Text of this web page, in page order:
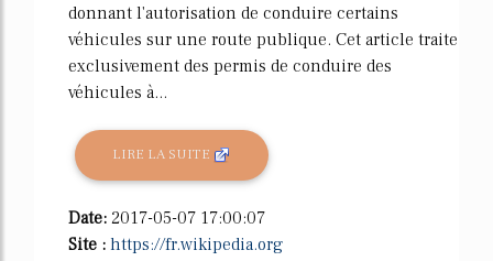
donnant l'autorisation de conduire certains
véhicules sur une route publique. Cet article traite
exclusivement des permis de conduire des
véhicules à...
LIRE LA SUITE
Date: 2017-05-07 17:00:07
Site : https://fr.wikipedia.org